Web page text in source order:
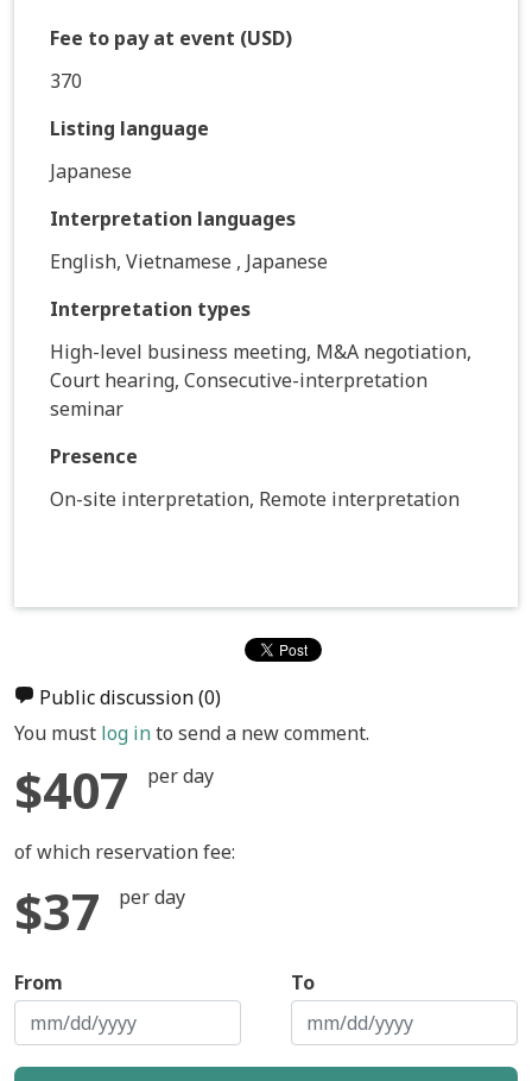
Fee to pay at event (USD)
370
Listing language
Japanese
Interpretation languages
English, Vietnamese , Japanese
Interpretation types
High-level business meeting, M&A negotiation,
Court hearing, Consecutive-interpretation
seminar
Presence
On-site interpretation, Remote interpretation
Public discussion(0)
You must log into send a new comment.
$407 per day
of which reservation fee:
$37 per day
From To